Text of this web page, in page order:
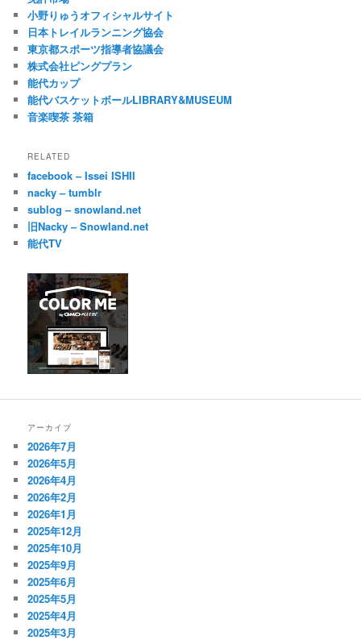
小野りゅうオフィシャルサイト
日本トレイルランニング協会
東京都スポーツ指導者協議会
株式会社ピングプラン
能代カップ
能代バスケットボールLIBRARY&MUSEUM
音楽喫茶 茶箱
RELATED
facebook – Issei ISHII
nacky – tumblr
sublog – snowland.net
旧Nacky – Snowland.net
能代TV
アーカイブ
2026年7月
2026年5月
2026年4月
2026年2月
2026年1月
2025年12月
2025年10月
2025年9月
2025年6月
2025年5月
2025年4月
2025年3月